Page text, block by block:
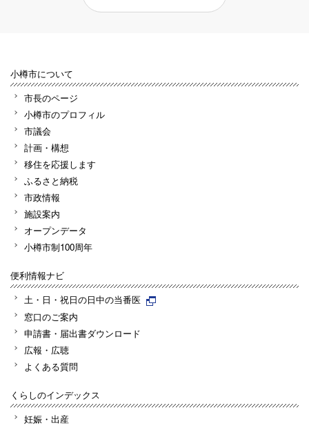
小樽市について
市長のページ
小樽市のプロフィル
市議会
計画・構想
移住を応援します
ふるさと納税
市政情報
施設案内
オープンデータ
小樽市制100周年
便利情報ナビ
土・日・祝日の日中の当番医
窓口のご案内
申請書・届出書ダウンロード
広報・広聴
よくある質問
くらしのインデックス
妊娠・出産